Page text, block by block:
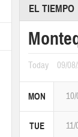
EL TIEMPO
Today 09/
MON
TUE 11/